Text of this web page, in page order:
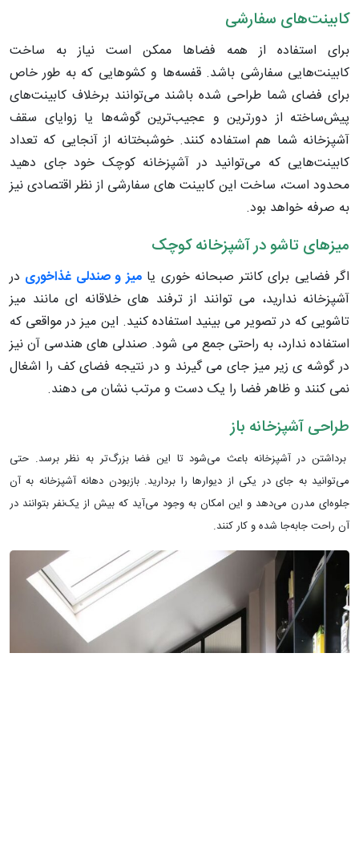
کابینت‌های سفارشی
برای استفاده از همه فضاها ممکن است نیاز به ساخت
کابینت‌هایی سفارشی باشد. قفسه‌ها و کشوهایی که به طور خاص
برای فضای شما طراحی شده باشند می‌توانند برخلاف کابینت‌های
پیش‌ساخته از دورترین و عجیب‌ترین گوشه‌ها یا زوایای سقف
آشپزخانه شما هم استفاده کنند. خوشبختانه از آنجایی که تعداد
کابینت‌هایی که می‌توانید در آشپزخانه کوچک خود جای دهید
محدود است، ساخت این کابینت‌ های سفارشی از نظر اقتصادی نیز
به صرفه خواهد بود.
میزهای تاشو در آشپزخانه کوچک
اگر فضایی برای کانتر صبحانه خوری یامیز و صندلی غذاخوری در
آشپزخانه ندارید، می توانند از ترفند های خلاقانه ای مانند میز
تاشویی که در تصویر می بینید استفاده کنید. این میز در مواقعی که
استفاده ندارد، به راحتی جمع می شود. صندلی های هندسی آن نیز
در گوشه ی زیر میز جای می گیرند و در نتیجه فضای کف را اشغال
نمی کنند و ظاهر فضا را یک دست و مرتب نشان می دهند.
طراحی آشپزخانه باز
برداشتن در آشپزخانه باعث می‌شود تا این فضا بزرگ‌تر به نظر برسد. حتی
می‌توانید به جای در یکی از دیوارها را بردارید. بازبودن دهانه آشپزخانه به آن
جلوه‌ای مدرن می‌دهد و این امکان به وجود می‌آید که بیش از یک‌نفر بتوانند در
آن راحت جابه‌جا شده و کار کنند.